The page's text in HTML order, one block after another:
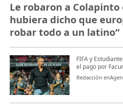
Le robaron a
hubiera dicho que
robar todo a un latino“
FIFA y
el pago por
Redacción